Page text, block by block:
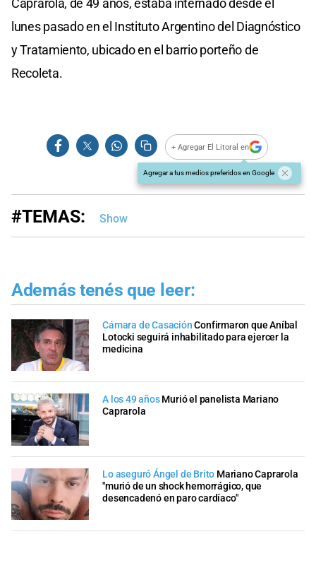
Caprarola, de 49 años, estaba internado desde el
lunes pasado en el Instituto Argentino del Diagnóstico
y Tratamiento, ubicado en el barrio porteño de
Recoleta.
+ Agregar El Litoral en
Agregar a tus medios preferidos en Google
#TEMAS: Show
Además tenés que leer:
Cámara de Casación Confirmaron que Aníbal
Lotocki seguirá inhabilitado para ejercer la
medicina
A los 49 años Murió el panelista Mariano
Caprarola
Lo aseguró Ángel de Brito Mariano Caprarola
"murió de un shock hemorrágico, que
desencadenó en paro cardíaco"